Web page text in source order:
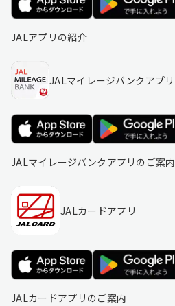
JALアプリの紹介
JALマイレージバンクアプリ
JALマイレージバンクアプリのご案内
JALカードアプリ
JALカードアプリのご案内